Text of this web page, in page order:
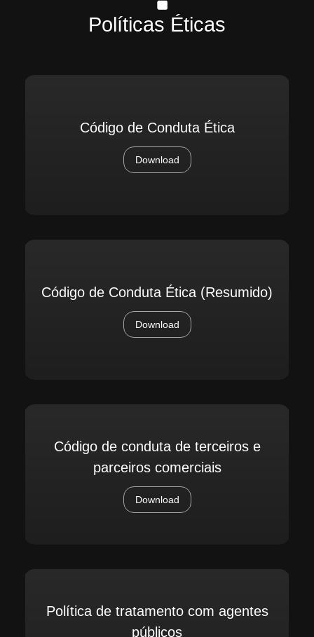
Políticas Éticas
Código de Conduta Ética
Download
Código de Conduta Ética (Resumido)
Download
Código de conduta de terceiros e
parceiros comerciais
Download
Política de tratamento com agentes
públicos